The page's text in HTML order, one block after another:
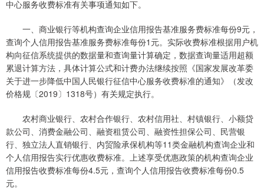
中心服务收费标准有关事项通知如下。
一、商业银行等机构查询企业信用报告基准服务费标准每份9元，
查询个人信用报告基准服务费标准每份1元。实际收费标准根据用户机
构向征信系统提供的数据量和查询量计算确定，数据查询量适用超额
累退计算方法，具体计算公式和计费办法继续按照《国家发展改革委
关于进一步降低中国人民银行征信中心服务收费标准的通知》（发改
价格规〔2019〕1318号）有关规定执行。
农村商业银行、农村合作银行、农村信用社、村镇银行、小额贷
款公司、消费金融公司、融资租赁公司、融资性担保公司、民营银
行、独立法人直销银行、内贸险承保机构等11类金融机构查询企业和
个人信用报告实行优惠收费标准。上述享受优惠政策的机构查询企业
信用报告收费标准每份4.5元，查询个人信用报告收费标准每份0.5
元。